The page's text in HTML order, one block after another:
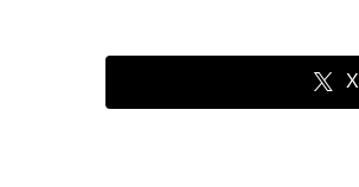
X